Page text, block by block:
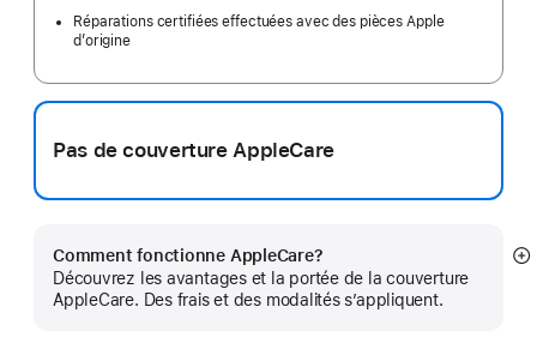
Réparations certifiées effectuées avec des pièces Apple
d’origine
Pas de couverture AppleCare
Comment fonctionne AppleCare?
Découvrez les avantages et la portée de la couverture
AppleCare. Des frais et des modalités s’appliquent.